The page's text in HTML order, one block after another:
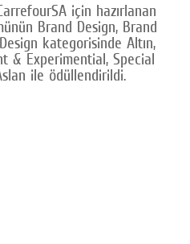
için hazırlanan
Brand Design, Brand
kategorisinde Altın,
& Experimential, Special
ile ödüllendirildi.